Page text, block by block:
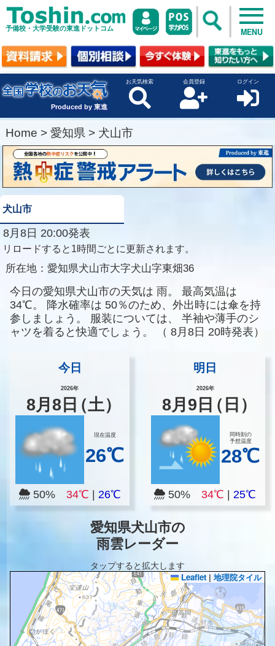
予備校・大学受験の東進ドットコム MENU
Produced by 東進
お天気検索 会員登録 ログイン
Home > 愛知県 > 犬山市
犬山市
8月8日 20:00発表
リロードすると1時間ごとに更新されます。
所在地： 愛知県犬山市大字犬山字東畑36
今日の愛知県犬山市の天気は 雨。
最高気温は
34℃。
降水確率は 50％のため、外出時には傘を持
参しましょう。
服装については、
半袖や薄手のシ
ャツを着ると快適でしょう。
（ 8月8日 20時発表）
今日
2026年
8月8 日（土）
現在温度
26℃
50% 34℃ 26℃
明日
2026年
8月 9 日（日）
同時刻の
予想温度
28℃
50% 34℃ |25℃
愛知県犬山市の
雨雲レーダー
タップすると拡大します
Leaflet | 地理院タイル